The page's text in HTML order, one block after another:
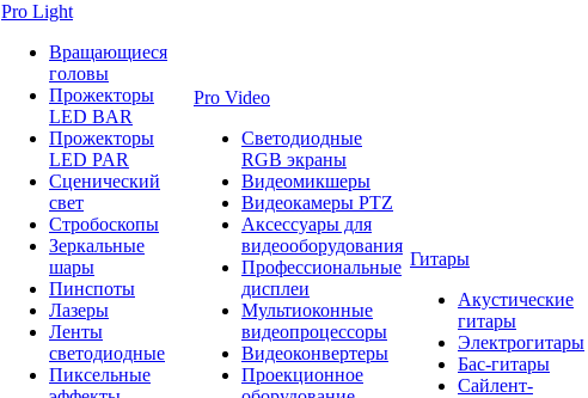
Pro Light
Вращающиеся
головы
Прожекторы
LED BAR
Прожекторы
LED PAR
Сценический
свет
Стробоскопы
Зеркальные
шары
Пинспоты
Лазеры
Ленты
светодиодные
Пиксельные
Pro Video
Светодиодные
RGB экраны
Видеомикшеры
Видеокамеры PTZ
Аксессуары для
видеооборудования
Профессиональные
дисплеи
Мультиоконные
видеопроцессоры
Видеоконвертеры
Проекционное
Гитары
Акустические
гитары
Электрогитары
Бас-гитары
Сайлент-